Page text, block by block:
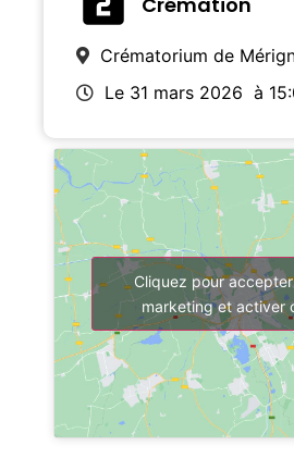
Crématorium de
Le 31 mars 2026 à
Cliquez pour
marketing et activer